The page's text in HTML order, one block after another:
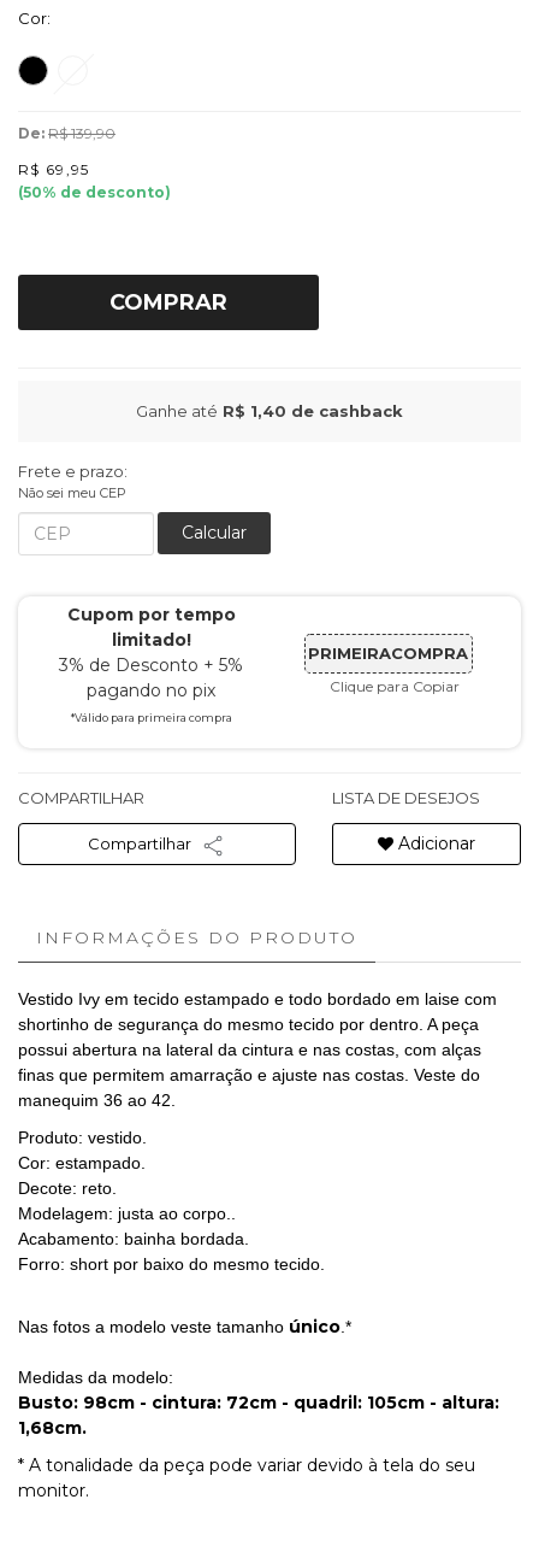
Cor:
De: R$ 139,90
R$ 69,95
(50% de desconto)
COMPRAR
Ganhe até R$ 1,40 de cashback
Frete e prazo:
Não sei meu CEP
Calcular
Cupom por tempo
limitado!
3% de Desconto + 5%
pagando no pix
*Válido para primeira compra
PRIMEIRACOMPRA
Clique para Copiar
COMPARTILHAR
Compartilhar
LISTA DE DESEJOS
Adicionar
INFORMAÇÕES DO PRODUTO
Vestido Ivy em tecido estampado e todo bordado em laise com
shortinho de segurança do mesmo tecido por dentro. A peça
possui abertura na lateral da cintura e nas costas, com alças
finas que permitem amarração e ajuste nas costas. Veste do
manequim 36 ao 42.
Produto: vestido.
Cor: estampado.
Decote: reto.
Modelagem: justa ao corpo..
Acabamento: bainha bordada.
Forro: short por baixo do mesmo tecido.
Nas fotos a modelo veste tamanho único .*
Medidas da modelo:
Busto: 98cm - cintura: 72cm - quadril: 105cm - altura:
1,68cm.
* A tonalidade da peça pode variar devido à tela do seu
monitor.